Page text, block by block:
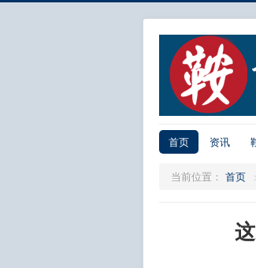
首页 资讯
当前位置： 首页